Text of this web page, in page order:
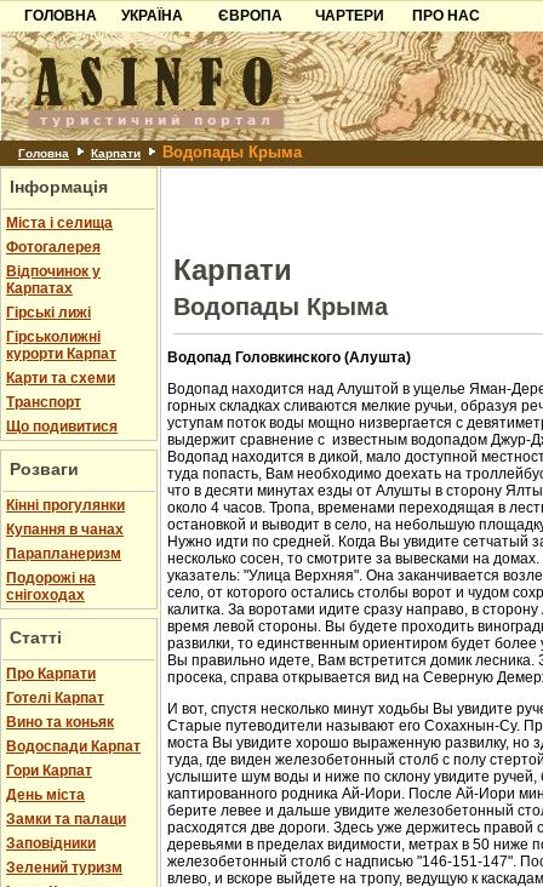
ГОЛОВНА
УКРАЇНА
Карпати
Азов
Причорноморря
Шацьк
ЄВРОПА
Чорногорія
Хорватія
Болгарія
Албанія
ЧАРТЕРИ
ПРО НАС
Контакти
Партнерам
Додати готель
Головна Карпати Водопады Крыма
Інформація
Міста і селища
Фотогалерея
Відпочинок у
Карпатах
Гірські лижі
Гірськолижні
курорти Карпат
Карти та схеми
Транспорт
Що подивитися
Розваги
Кінні прогулянки
Купання в чанах
Парапланеризм
Подорожі на
снігоходах
Статті
Про Карпати
Готелі Карпат
Вино та коньяк
Водоспади Карпат
Гори Карпат
День міста
Замки та палаци
Заповідники
Зелений туризм
Карпати
Водопады Крыма
Водопад Головкинского (Алушта)
Водопад находится над Алуштой в ущелье Яман-
горных складках сливаются мелкие ручьи, образуя
уступам поток воды мощно низвергается с
выдержит сравнение с известным водопадом Джур-
Водопад находится в дикой, мало доступной
туда попасть, Вам необходимо доехать на
что в десяти минутах езды от Алушты в сторону
около 4 часов. Тропа, временами переходящая в
остановкой и выводит в село, на небольшую
Нужно идти по средней. Когда Вы увидите сетчатый
несколько сосен, то смотрите за вывесками на
указатель: "Улица Верхняя". Она заканчивается
село, от которого остались столбы ворот и чудом
калитка. За воротами идите сразу направо, в
время левой стороны. Вы будете проходить
развилки, то единственным ориентиром будет более
Вы правильно идете, Вам встретится домик лесника.
просека, справа открывается вид на Северную
И вот, спустя несколько минут ходьбы Вы увидите
Старые путеводители называют его Сохахнын-Су.
моста Вы увидите хорошо выраженную развилку, но
туда, где виден железобетонный столб с полу
услышите шум воды и ниже по склону увидите
каптированного родника Ай-Иори. После Ай-Иори
берите левее и дальше увидите железобетонный
расходятся две дороги. Здесь уже держитесь правой
деревьями в пределах видимости, метрах в 50 ниже
железобетонный столб с надписью "146-151-147".
влево, и вскоре выйдете на тропу, ведущую к